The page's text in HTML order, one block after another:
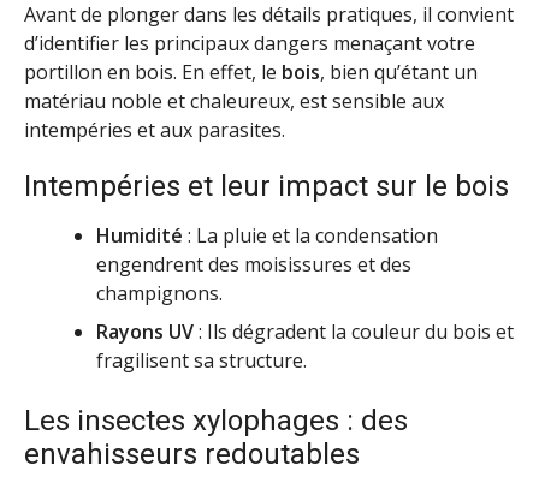
Avant de plonger dans les détails pratiques, il convient
d’identifier les principaux dangers menaçant votre
portillon en bois. En effet, le bois, bien qu’étant un
matériau noble et chaleureux, est sensible aux
intempéries et aux parasites.
Intempéries et leur impact sur le bois
Humidité : La pluie et la condensation
engendrent des moisissures et des
champignons.
Rayons UV: Ils dégradent la couleur du bois et
fragilisent sa structure.
Les insectes xylophages : des
envahisseurs redoutables